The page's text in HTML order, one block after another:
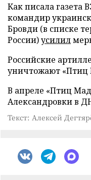
Как писала газета
командир
Бровди (в списке
России)усилил
Российские
уничтожают «Птиц
В апреле «Птиц
Александровки в
Текст: Алексей